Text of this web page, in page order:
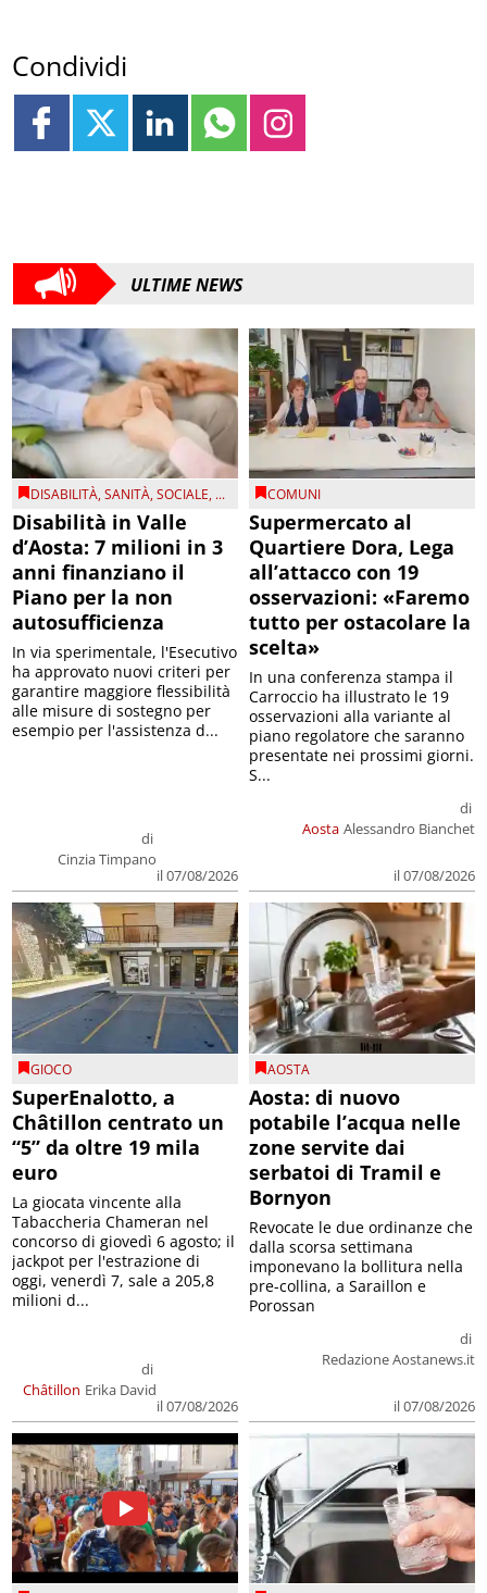
Condividi
ULTIME NEWS
DISABILITÀ,SANITÀ,SOCIALE, ...
Disabilità in Valle
d’Aosta: 7 milioni in 3
anni finanziano il
Piano per la non
autosufficienza
di
Cinzia Timpano
il 07/08/2026
In via sperimentale, l'Esecutivo
ha approvato nuovi criteri per
garantire maggiore flessibilità
alle misure di sostegno per
esempio per l'assistenza d...
COMUNI
Supermercato al
Quartiere Dora, Lega
all’attacco con 19
osservazioni: «Faremo
tutto per ostacolare la
scelta»
Aosta
di
Alessandro Bianchet
il 07/08/2026
In una conferenza stampa il
Carroccio ha illustrato le 19
osservazioni alla variante al
piano regolatore che saranno
presentate nei prossimi giorni.
S...
GIOCO
SuperEnalotto, a
Châtillon centrato un
“5” da oltre 19 mila
euro
Châtillon
di
Erika David
il 07/08/2026
La giocata vincente alla
Tabaccheria Chameran nel
concorso di giovedì 6 agosto; il
jackpot per l'estrazione di
oggi, venerdì 7, sale a 205,8
milioni d...
AOSTA
Aosta: di nuovo
potabile l’acqua nelle
zone servite dai
serbatoi di Tramil e
Bornyon
di
Redazione Aostanews.it
il 07/08/2026
Revocate le due ordinanze che
dalla scorsa settimana
imponevano la bollitura nella
pre-collina, a Saraillon e
Porossan